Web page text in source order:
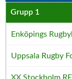
Grupp 1
Enköpings
Uppsala Rugby